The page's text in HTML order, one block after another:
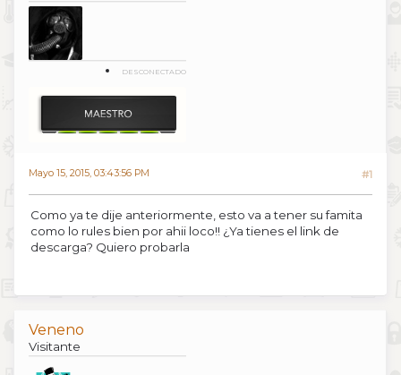
DESCONECTADO
Mayo 15, 2015, 03:43:56 PM #1
Como ya te dije anteriormente, esto va a tener su famita
como lo rules bien por ahii loco!! ¿Ya tienes el link de
descarga? Quiero probarla
Veneno
Visitante